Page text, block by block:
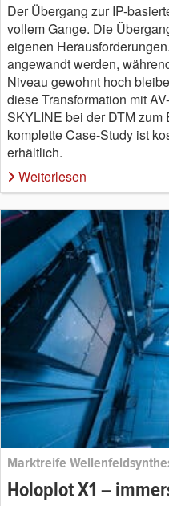
Der Übergang zur IP-
vollem Gange. Die
eigenen
angewandt werden,
Niveau gewohnt hoch
diese Transformation mit
SKYLINE bei der DTM
komplette Case-Study ist
erhältlich.
Weiterlesen
Marktreife
Holoplot X1 –